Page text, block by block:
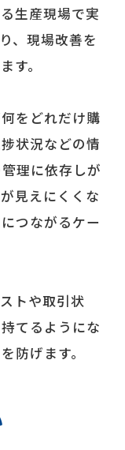
生産現場で実
、現場改善を
す。
をどれだけ購
状況などの情
理に依存しが
見えにくくな
つながるケー
トや取引状
てるようにな
防げます。